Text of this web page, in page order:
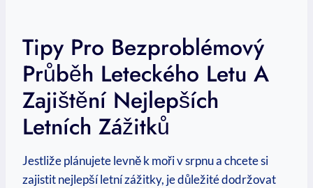
Tipy Pro Bezproblémový
Průběh Leteckého Letu A
Zajištění Nejlepších
Letních Zážitků
Jestliže plánujete levně ‌k‍ moři v srpnu a chcete si
zajistit nejlepší letní zážitky, je​ důležité⁣ dodržovat⁣